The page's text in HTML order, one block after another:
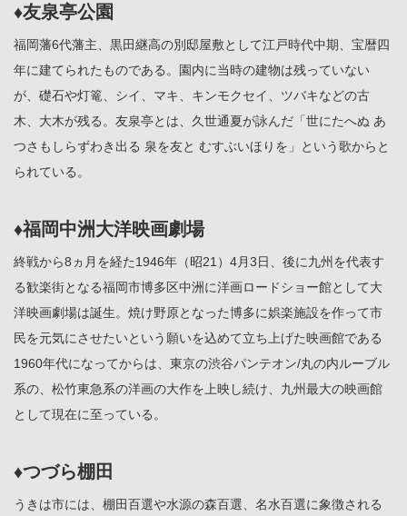
♦友泉亭公園
福岡藩6代藩主、黒田継高の別邸屋敷として江戸時代中期、宝暦四
年に建てられたものである。園内に当時の建物は残っていない
が、礎石や灯篭、シイ、マキ、キンモクセイ、ツバキなどの古
木、大木が残る。友泉亭とは、久世通夏が詠んだ「世にたへぬ あ
つさもしらずわき出る 泉を友と むすぶいほりを」という歌からと
られている。
♦福岡中洲大洋映画劇場
終戦から8ヵ月を経た1946年（昭21）4月3日、後に九州を代表す
る歓楽街となる福岡市博多区中洲に洋画ロードショー館として大
洋映画劇場は誕生。焼け野原となった博多に娯楽施設を作って市
民を元気にさせたいという願いを込めて立ち上げた映画館である
1960年代になってからは、東京の渋谷パンテオン/丸の内ルーブル
系の、松竹東急系の洋画の大作を上映し続け、九州最大の映画館
として現在に至っている。
♦つづら棚田
うきは市には、棚田百選や水源の森百選、名水百選に象徴される